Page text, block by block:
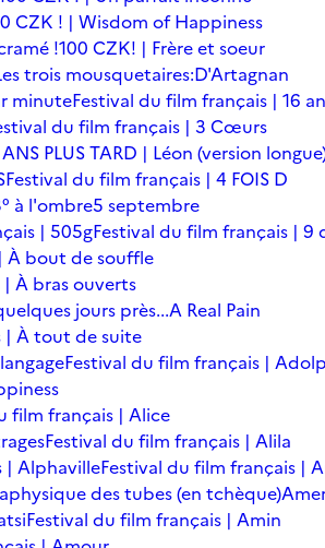
CZK ! | Wisdom of Happiness
!100 CZK! | Frère et soeur
trois mousquetaires:D'Artagnan
minuteFestival du film français | 16
du film français | 3 Cœurs
PLUS TARD | Léon (version
Festival du film français | 4 FOIS D
à l'ombre5 septembre
| 505gFestival du film français | 9
À bout de souffle
À bras ouverts
jours près...A Real Pain
| À tout de suite
Festival du film français |
film français | Alice
Festival du film français | Alila
| AlphavilleFestival du film français |
des tubes (en tchèque)
Festival du film français | Amin